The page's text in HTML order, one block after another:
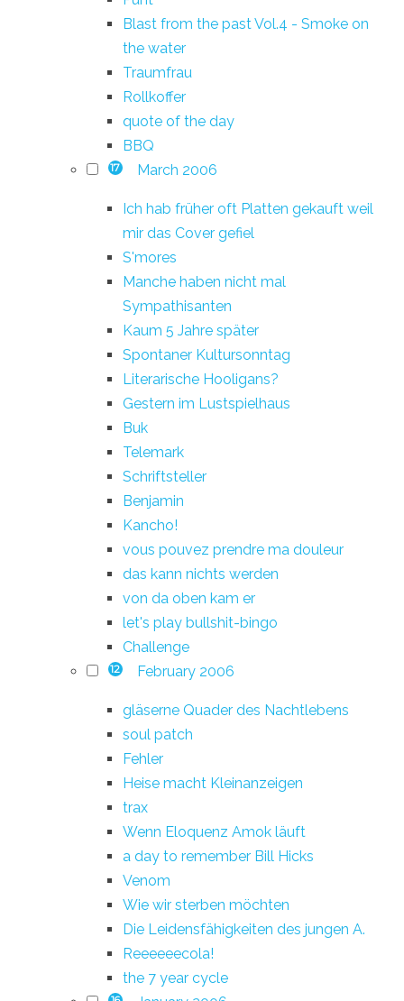
Blast from the past Vol.4 - Smoke on
the water
Traumfrau
Rollkoffer
quote of the day
BBQ
17 March 2006
Ich hab früher oft Platten gekauft weil
mir das Cover gefiel
S'mores
Manche haben nicht mal
Sympathisanten
Kaum 5 Jahre später
Spontaner Kultursonntag
Literarische Hooligans?
Gestern im Lustspielhaus
Buk
Telemark
Schriftsteller
Benjamin
Kancho!
vous pouvez prendre ma douleur
das kann nichts werden
von da oben kam er
let's play bullshit-bingo
Challenge
12 February 2006
gläserne Quader des Nachtlebens
soul patch
Fehler
Heise macht Kleinanzeigen
trax
Wenn Eloquenz Amok läuft
a day to remember Bill Hicks
Venom
Wie wir sterben möchten
Die Leidensfähigkeiten des jungen A.
Reeeeeecola!
the 7 year cycle